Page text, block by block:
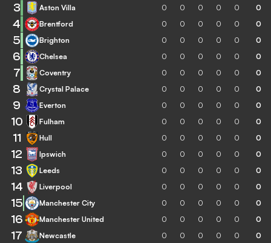
3 Aston Villa 0 0 0 0 0 0
4 Brentford 0 0 0 0 0 0
5 Brighton 0 0 0 0 0 0
6 Chelsea 0 0 0 0 0 0
7 Coventry 0 0 0 0 0 0
8 Crystal Palace 0 0 0 0 0 0
9 Everton 0 0 0 0 0 0
10 Fulham 0 0 0 0 0 0
11 Hull 0 0 0 0 0 0
12 Ipswich 0 0 0 0 0 0
13 Leeds 0 0 0 0 0 0
14 Liverpool 0 0 0 0 0 0
15 Manchester City 0 0 0 0 0 0
16 Manchester United 0 0 0 0 0 0
17 Newcastle 0 0 0 0 0 0